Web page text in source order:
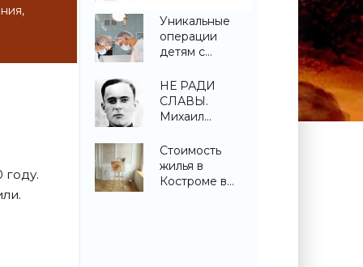
году.
Уникальные
операции
детям с
деформацией
позвоночника
проведены в
«Свежие
новости
строительства»
НЕ РАДИ
СЛАВЫ.
Михаил
«Свежие
новости
строительства»
Стоимость
жилья в
Костроме в